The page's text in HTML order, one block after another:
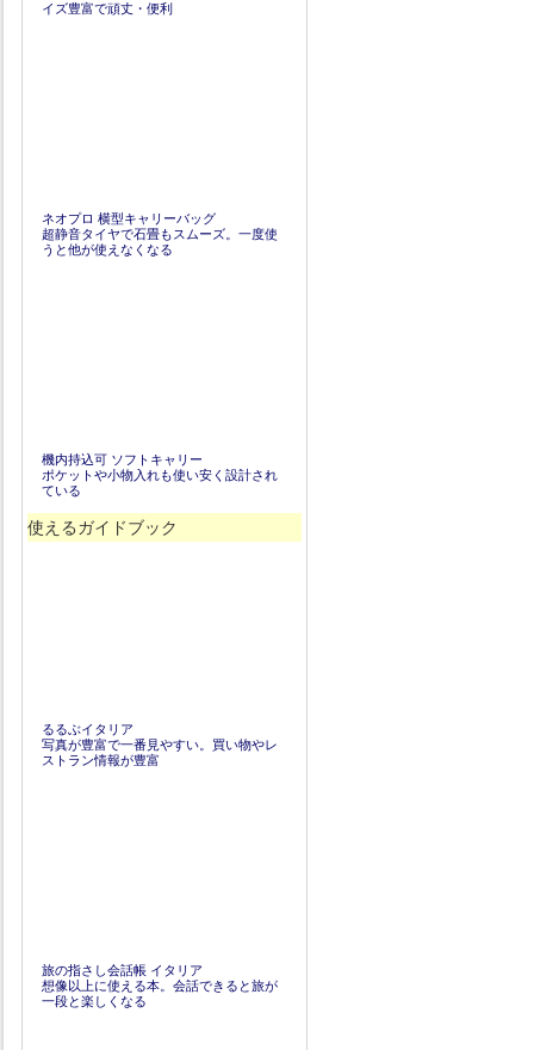
イズ豊富で頑丈・便利
ネオプロ 横型キャリーバッグ
超静音タイヤで石畳もスムーズ。一度使
うと他が使えなくなる
機内持込可 ソフトキャリー
ポケットや小物入れも使い安く設計され
ている
使えるガイドブック
るるぶイタリア
写真が豊富で一番見やすい。買い物やレ
ストラン情報が豊富
旅の指さし会話帳 イタリア
想像以上に使える本。会話できると旅が
一段と楽しくなる